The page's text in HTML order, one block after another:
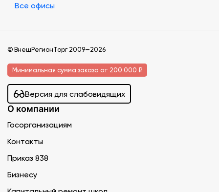
Все офисы
© ВнешРегионТорг 2009—2026
Минимальная сумма заказа от 200 000 ₽
Версия для слабовидящих
О компании
Госорганизациям
Контакты
Приказ 838
Бизнесу